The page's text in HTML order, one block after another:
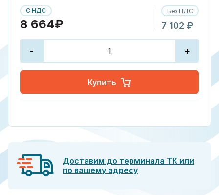
С НДС
8 664₽
Без НДС
7 102 ₽
- +
Купить
Доставим до терминала ТК или
по вашему адресу